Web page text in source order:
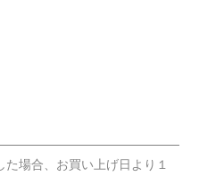
場合、お買い上げ日より１